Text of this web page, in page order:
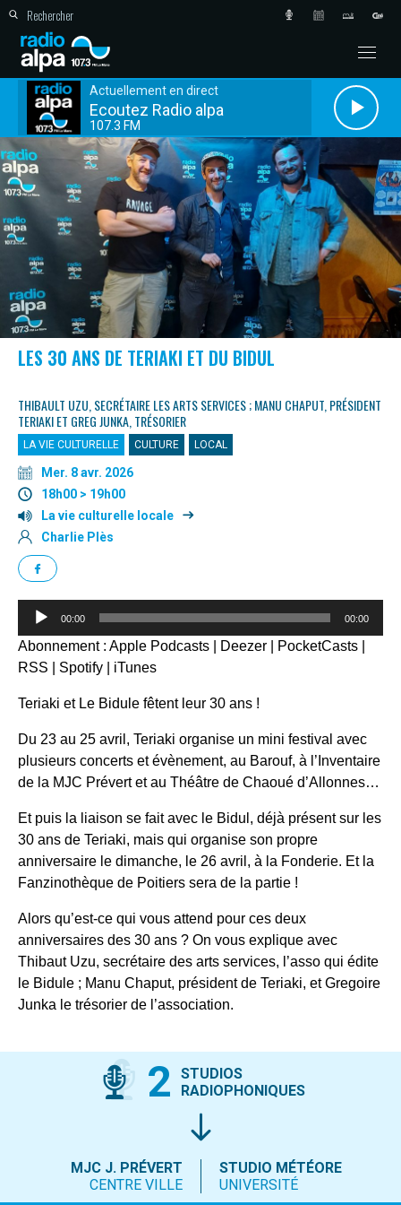
Actuellement en direct
Ecoutez Radio alpa
107.3 FM
LES 30 ANS DE TERIAKI ET DU BIDUL
THIBAULT UZU, SECRÉTAIRE LES ARTS SERVICES ; MANU CHAPUT, PRÉSIDENT
TERIAKI ET GREG JUNKA, TRÉSORIER
LA VIE CULTURELLE CULTURE LOCAL
Mer. 8 avr. 2026
18h00 > 19h00
La vie culturelle locale
Charlie Plès
Lecteur
00:00 00:00
Abonnement : Apple Podcasts Deezer PocketCasts
RSS
Spotify iTunes
Teriaki et Le Bidule fêtent leur 30 ans !
Du 23 au 25 avril, Teriaki organise un mini festival avec
plusieurs concerts et évènement, au Barouf, à l’Inventaire
de la MJC Prévert et au Théâtre de Chaoué d’Allonnes…
Et puis la liaison se fait avec le Bidul, déjà présent sur les
30 ans de Teriaki, mais qui organise son propre
anniversaire le dimanche, le 26 avril, à la Fonderie. Et la
Fanzinothèque de Poitiers sera de la partie !
Alors qu’est-ce qui vous attend pour ces deux
anniversaires des 30 ans ? On vous explique avec
Thibaut Uzu, secrétaire des arts services, l’asso qui édite
le Bidule ; Manu Chaput, président de Teriaki, et Gregoire
Junka le trésorier de l’association.
2
STUDIOS
RADIOPHONIQUES
MJC J. PRÉVERT
CENTRE VILLE
STUDIO MÉTÉORE
UNIVERSITÉ